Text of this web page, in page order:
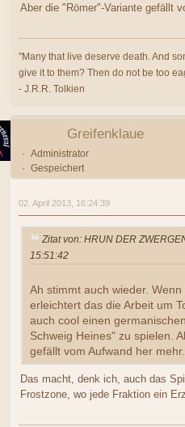
Aber die "Römer"-Variante gefällt
"Many that live deserve death. And
give it to them? Then do not be too
- J.R.R. Tolkien
Greifenklaue
Administrator
Gespeichert
02. April 2013, 16:24:39
Zitat von: HRUN DER
15:51:42
Ah stimmt auch wieder.
erleichtert das die Arbeit um
auch cool einen
Schweig Heines" zu spielen.
gefällt vom Aufwand her mehr.
Das macht, denk ich, auch das
Frostzone, wo jede Fraktion ein